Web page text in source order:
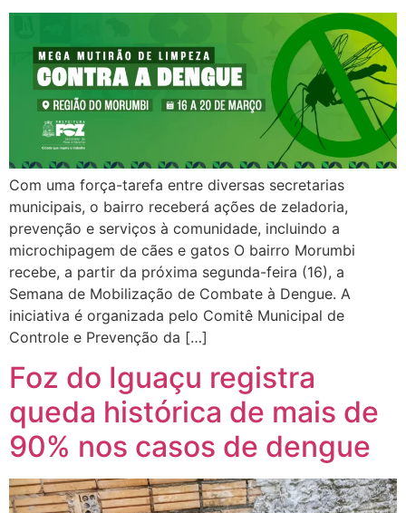
Com uma força-tarefa entre diversas secretarias
municipais, o bairro receberá ações de zeladoria,
prevenção e serviços à comunidade, incluindo a
microchipagem de cães e gatos O bairro Morumbi
recebe, a partir da próxima segunda-feira (16), a
Semana de Mobilização de Combate à Dengue. A
iniciativa é organizada pelo Comitê Municipal de
Controle e Prevenção da […]
Foz do Iguaçu registra
queda histórica de mais de
90% nos casos de dengue